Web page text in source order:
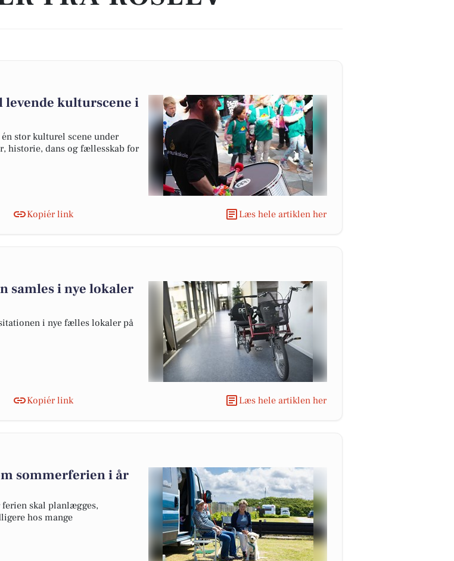
kulturscene i
stor kulturel scene under
historie, dans og fællesskab for
Kopiér link Læs hele artiklen her
samles i nye lokaler
i nye fælles lokaler på
Kopiér link Læs hele artiklen her
sommerferien i år
skal planlægges,
hos mange